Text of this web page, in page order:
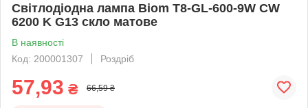
Світлодіодна лампа Biom T8-GL-600-9W CW
6200 K G13 скло матове
В наявності
Код: 200001307
Роздріб
57,93 ₴ 66,59 ₴